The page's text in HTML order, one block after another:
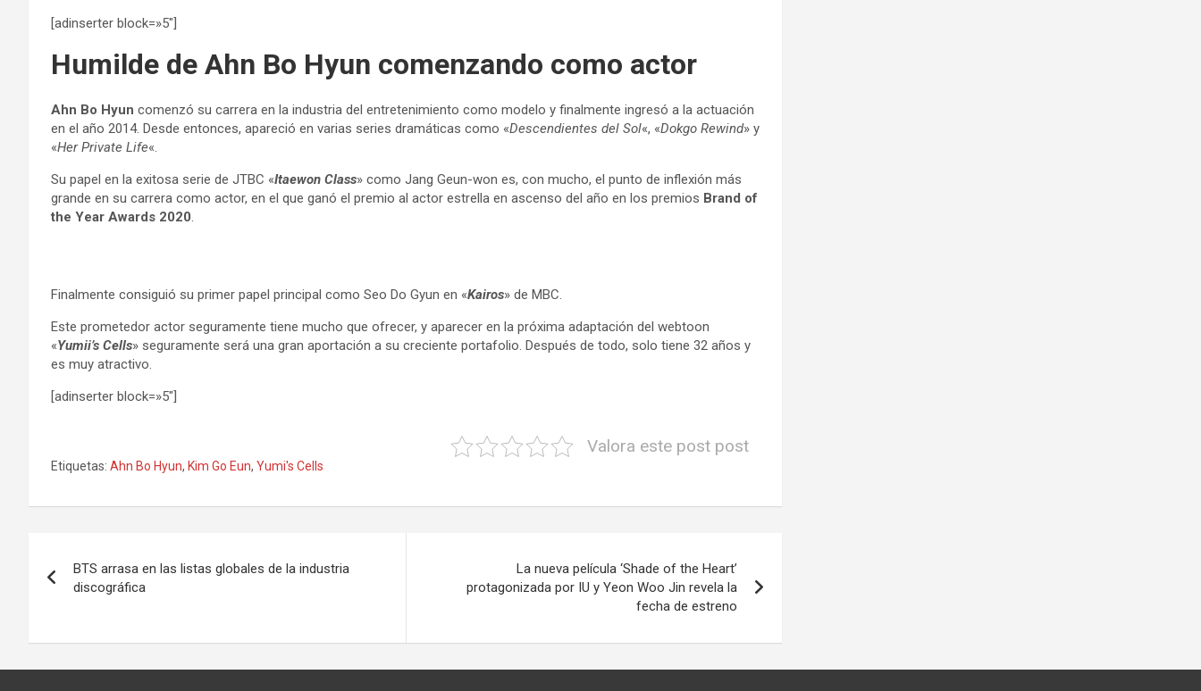
[adinserter block=»5″]
Humilde de Ahn Bo Hyun comenzando como actor
Ahn Bo Hyun comenzó su carrera en la industria del entretenimiento como modelo y finalmente ingresó a la actuación
en el año 2014. Desde entonces, apareció en varias series dramáticas como «Descendientes del Sol«, «Dokgo Rewind» y
«Her Private Life«.
Su papel en la exitosa serie de JTBC «Itaewon Class» como Jang Geun-won es, con mucho, el punto de inflexión más
grande en su carrera como actor, en el que ganó el premio al actor estrella en ascenso del año en los premios Brand of
the Year Awards 2020.
Finalmente consiguió su primer papel principal como Seo Do Gyun en «Kairos» de MBC.
Este prometedor actor seguramente tiene mucho que ofrecer, y aparecer en la próxima adaptación del webtoon
«Yumii’s Cells» seguramente será una gran aportación a su creciente portafolio. Después de todo, solo tiene 32 años y
es muy atractivo.
[adinserter block=»5″]
Valora este post post
Etiquetas: Ahn Bo Hyun, Kim Go Eun, Yumi's Cells
de
BTS arrasa en las listas globales de la industria
discográfica
La nueva película ‘Shade of the Heart’
protagonizada por IU y Yeon Woo Jin revela la
fecha de estreno